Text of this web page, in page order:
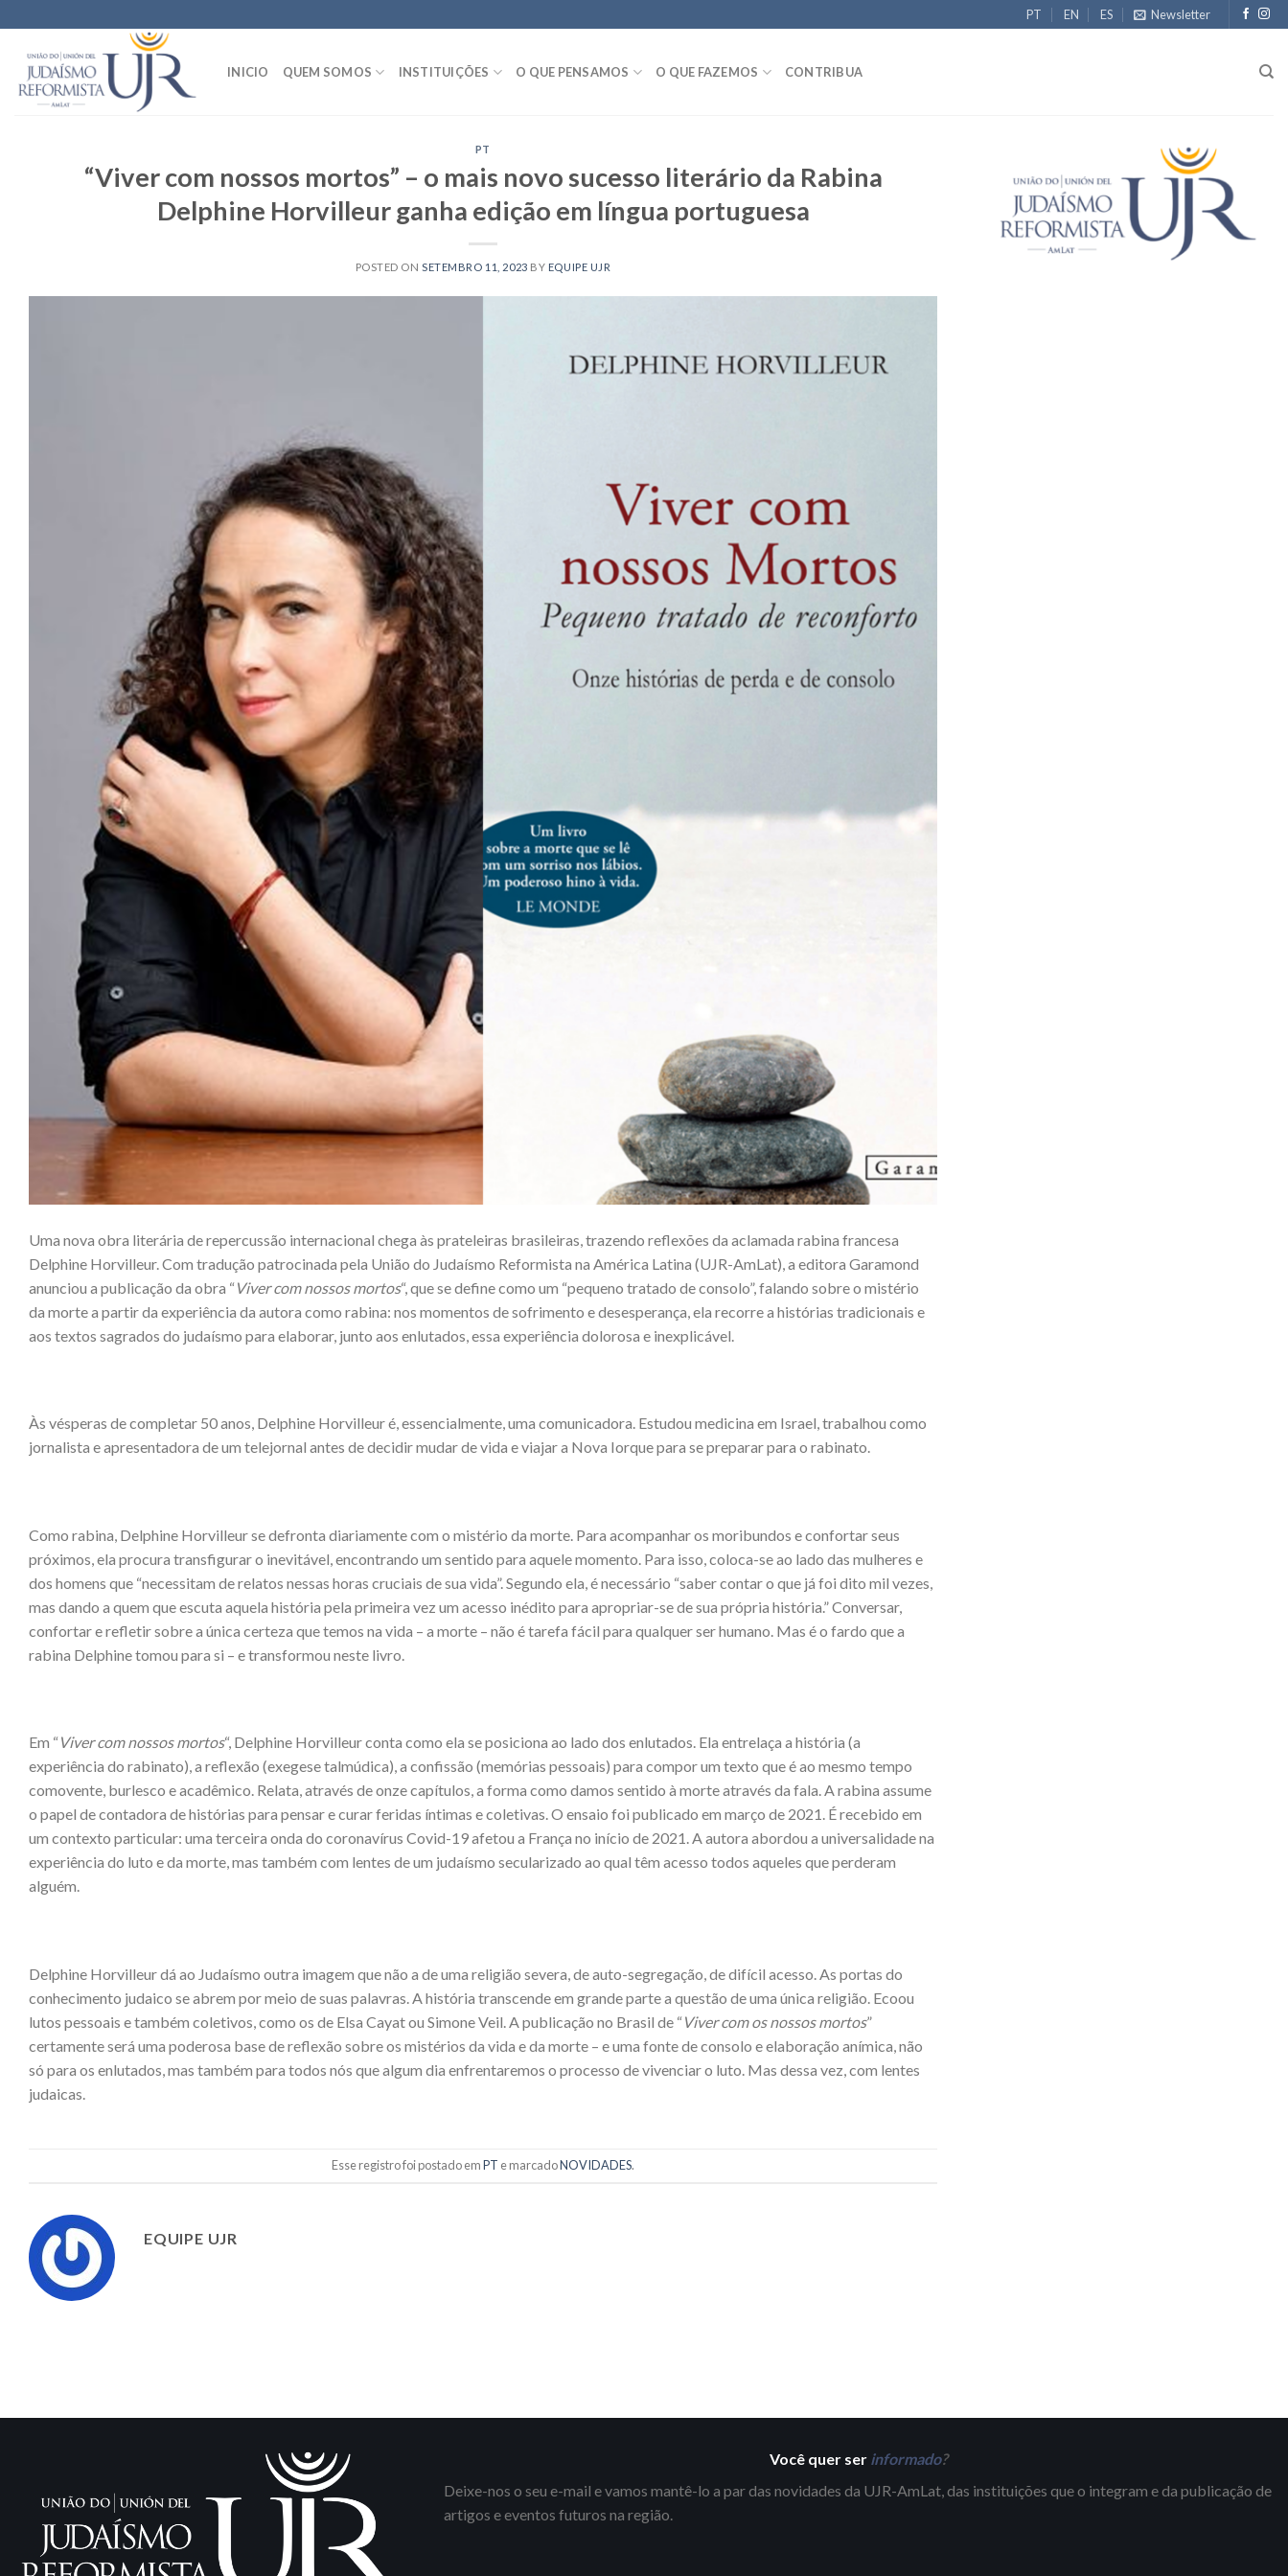
to
content
PT EN ES Newsletter
INICIO QUEM SOMOS INSTITUIÇÕES O QUE PENSAMOS O QUE FAZEMOS CONTRIBUA
PT
“Viver com nossos mortos” – o mais novo sucesso literário da Rabina
Delphine Horvilleur ganha edição em língua portuguesa
POSTED ON SETEMBRO 11, 2023 BY EQUIPE UJR
Uma nova obra literária de repercussão internacional chega às prateleiras brasileiras, trazendo reflexões da aclamada rabina francesa
Delphine Horvilleur. Com tradução patrocinada pela União do Judaísmo Reformista na América Latina (UJR-AmLat), a editora Garamond
anunciou a publicação da obra “Viver com nossos mortos“, que se define como um “pequeno tratado de consolo”, falando sobre o mistério
da morte a partir da experiência da autora como rabina: nos momentos de sofrimento e desesperança, ela recorre a histórias tradicionais e
aos textos sagrados do judaísmo para elaborar, junto aos enlutados, essa experiência dolorosa e inexplicável.
Às vésperas de completar 50 anos, Delphine Horvilleur é, essencialmente, uma comunicadora. Estudou medicina em Israel, trabalhou como
jornalista e apresentadora de um telejornal antes de decidir mudar de vida e viajar a Nova Iorque para se preparar para o rabinato.
Como rabina, Delphine Horvilleur se defronta diariamente com o mistério da morte. Para acompanhar os moribundos e confortar seus
próximos, ela procura transfigurar o inevitável, encontrando um sentido para aquele momento. Para isso, coloca-se ao lado das mulheres e
dos homens que “necessitam de relatos nessas horas cruciais de sua vida”. Segundo ela, é necessário “saber contar o que já foi dito mil vezes,
mas dando a quem que escuta aquela história pela primeira vez um acesso inédito para apropriar-se de sua própria história.” Conversar,
confortar e refletir sobre a única certeza que temos na vida – a morte – não é tarefa fácil para qualquer ser humano. Mas é o fardo que a
rabina Delphine tomou para si – e transformou neste livro.
Em “Viver com nossos mortos“, Delphine Horvilleur conta como ela se posiciona ao lado dos enlutados. Ela entrelaça a história (a
experiência do rabinato), a reflexão (exegese talmúdica), a confissão (memórias pessoais) para compor um texto que é ao mesmo tempo
comovente, burlesco e acadêmico. Relata, através de onze capítulos, a forma como damos sentido à morte através da fala. A rabina assume
o papel de contadora de histórias para pensar e curar feridas íntimas e coletivas. O ensaio foi publicado em março de 2021. É recebido em
um contexto particular: uma terceira onda do coronavírus Covid-19 afetou a França no início de 2021. A autora abordou a universalidade na
experiência do luto e da morte, mas também com lentes de um judaísmo secularizado ao qual têm acesso todos aqueles que perderam
alguém.
Delphine Horvilleur dá ao Judaísmo outra imagem que não a de uma religião severa, de auto-segregação, de difícil acesso. As portas do
conhecimento judaico se abrem por meio de suas palavras. A história transcende em grande parte a questão de uma única religião. Ecoou
lutos pessoais e também coletivos, como os de Elsa Cayat ou Simone Veil. A publicação no Brasil de “Viver com os nossos mortos”
certamente será uma poderosa base de reflexão sobre os mistérios da vida e da morte – e uma fonte de consolo e elaboração anímica, não
só para os enlutados, mas também para todos nós que algum dia enfrentaremos o processo de vivenciar o luto. Mas dessa vez, com lentes
judaicas.
Esse registro foi postado emPT e marcadoNOVIDADES.
EQUIPE UJR
Você quer ser informado?
Deixe-nos o seu e-mail e vamos mantê-lo a par das novidades da UJR-AmLat, das instituições que o integram e da publicação de
artigos e eventos futuros na região.